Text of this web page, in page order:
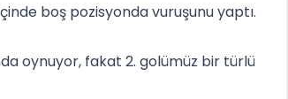
boş pozisyonda vuruşunu yaptı.
oynuyor, fakat 2. golümüz bir türlü